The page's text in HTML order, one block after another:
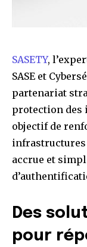
SASETY,
SASE et
partenariat
protection des
objectif de
accrue et
Des
pour